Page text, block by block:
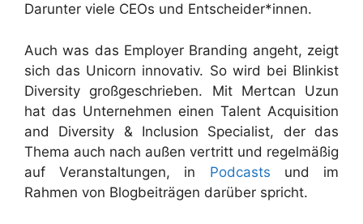
Darunter viele CEOs und Entscheider*innen.
Auch was das Employer Branding angeht, zeigt
sich das Unicorn innovativ. So wird bei Blinkist
Diversity großgeschrieben. Mit Mertcan Uzun
hat das Unternehmen einen Talent Acquisition
and Diversity & Inclusion Specialist, der das
Thema auch nach außen vertritt und regelmäßig
auf Veranstaltungen, in Podcasts und im
Rahmen von Blogbeiträgen darüber spricht.